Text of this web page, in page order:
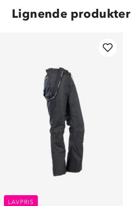
Lignende produkter
LAVPRIS